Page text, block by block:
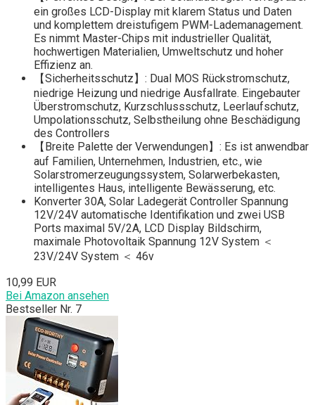
ein großes LCD-Display mit klarem Status und Daten
und komplettem dreistufigem PWM-Lademanagement.
Es nimmt Master-Chips mit industrieller Qualität,
hochwertigen Materialien, Umweltschutz und hoher
Effizienz an.
【Sicherheitsschutz】: Dual MOS Rückstromschutz,
niedrige Heizung und niedrige Ausfallrate. Eingebauter
Überstromschutz, Kurzschlussschutz, Leerlaufschutz,
Umpolationsschutz, Selbstheilung ohne Beschädigung
des Controllers
【Breite Palette der Verwendungen】: Es ist anwendbar
auf Familien, Unternehmen, Industrien, etc., wie
Solarstromerzeugungssystem, Solarwerbekasten,
intelligentes Haus, intelligente Bewässerung, etc.
Konverter 30A, Solar Ladegerät Controller Spannung
12V/24V automatische Identifikation und zwei USB
Ports maximal 5V/2A, LCD Display Bildschirm,
maximale Photovoltaik Spannung 12V System ＜
23V/24V System ＜ 46v
10,99 EUR
Bei Amazon ansehen
Bestseller Nr. 7